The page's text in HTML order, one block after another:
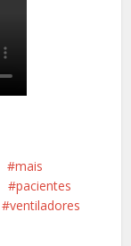
mais
pacientes
ventiladores